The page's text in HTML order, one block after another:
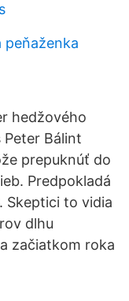
peňaženka
hedžového
Bálint
prepuknúť do
Predpokladá
Skeptici to vidia
dlhu
začiatkom roka